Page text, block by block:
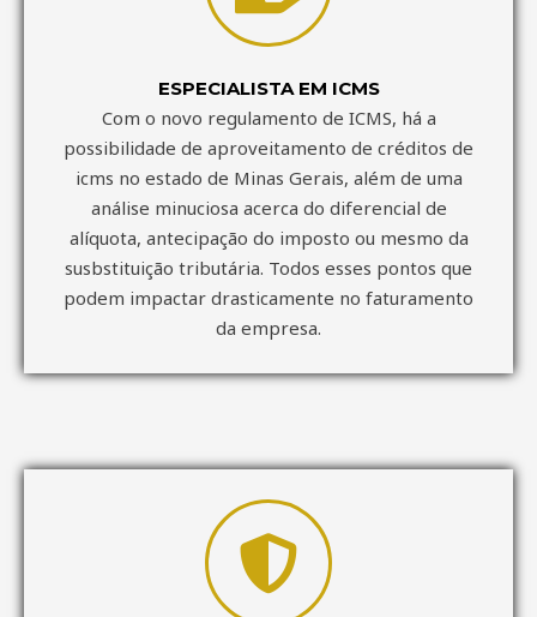
ESPECIALISTA EM ICMS
Com o novo regulamento de ICMS, há a
possibilidade de aproveitamento de créditos de
icms no estado de Minas Gerais, além de uma
análise minuciosa acerca do diferencial de
alíquota, antecipação do imposto ou mesmo da
susbstituição tributária. Todos esses pontos que
podem impactar drasticamente no faturamento
da empresa.